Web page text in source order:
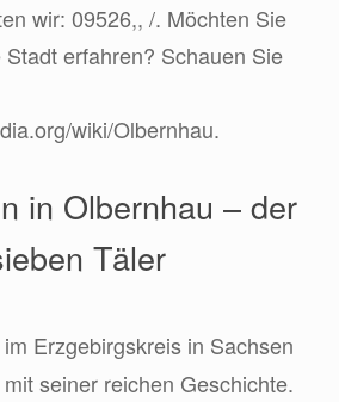
wir: 09526,, /. Möchten Sie
erfahren? Schauen Sie
wiki/Olbernhau.
in Olbernhau – der
Täler
Erzgebirgskreis in Sachsen
seiner reichen Geschichte.